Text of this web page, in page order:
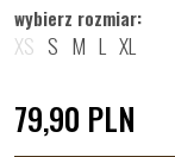
wybierz rozmiar:
XS S M L XL
79,90 PLN